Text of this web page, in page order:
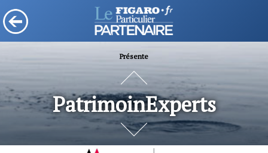
Présente
PatrimoinExperts